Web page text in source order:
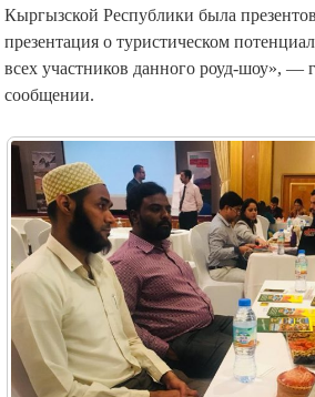
Кыргызской Республики была
презентация о туристическом
всех участников данного роуд-шоу», —
сообщении.